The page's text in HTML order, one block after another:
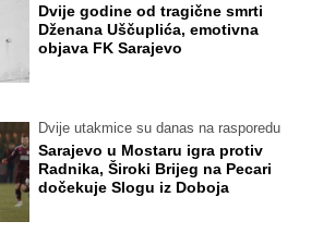
Dvije godine od tragične smrti
Dženana Uščuplića, emotivna
objava FK Sarajevo
Dvije utakmice su danas na rasporedu
Sarajevo u Mostaru igra protiv
Radnika, Široki Brijeg na Pecari
dočekuje Slogu iz Doboja